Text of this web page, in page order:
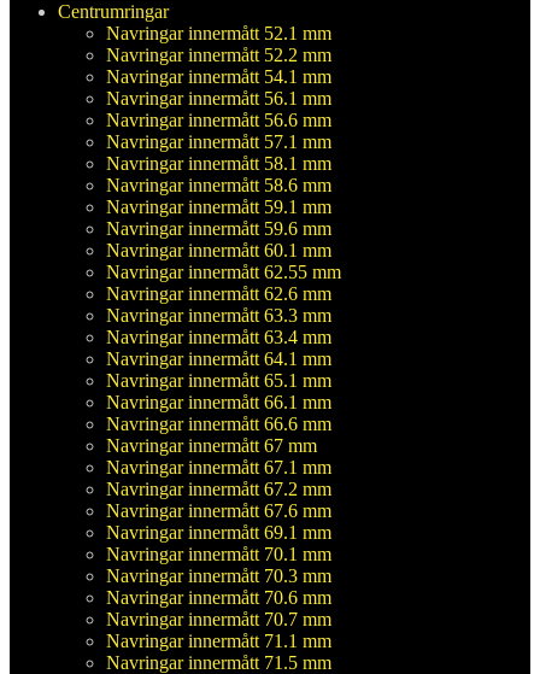
Centrumringar
Navringar innermått 52.1 mm
Navringar innermått 52.2 mm
Navringar innermått 54.1 mm
Navringar innermått 56.1 mm
Navringar innermått 56.6 mm
Navringar innermått 57.1 mm
Navringar innermått 58.1 mm
Navringar innermått 58.6 mm
Navringar innermått 59.1 mm
Navringar innermått 59.6 mm
Navringar innermått 60.1 mm
Navringar innermått 62.55 mm
Navringar innermått 62.6 mm
Navringar innermått 63.3 mm
Navringar innermått 63.4 mm
Navringar innermått 64.1 mm
Navringar innermått 65.1 mm
Navringar innermått 66.1 mm
Navringar innermått 66.6 mm
Navringar innermått 67 mm
Navringar innermått 67.1 mm
Navringar innermått 67.2 mm
Navringar innermått 67.6 mm
Navringar innermått 69.1 mm
Navringar innermått 70.1 mm
Navringar innermått 70.3 mm
Navringar innermått 70.6 mm
Navringar innermått 70.7 mm
Navringar innermått 71.1 mm
Navringar innermått 71.5 mm